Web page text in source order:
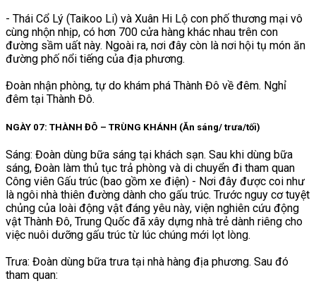
- Thái Cổ Lý (Taikoo Li) và Xuân Hi Lộ con phố thương mại vô
cùng nhộn nhịp, có hơn 700 cửa hàng khác nhau trên con
đường sầm uất này. Ngoài ra, nơi đây còn là nơi hội tụ món ăn
đường phố nổi tiếng của địa phương.
Đoàn nhận phòng, tự do khám phá Thành Đô về đêm. Nghỉ
đêm tại Thành Đô.
NGÀY 07: THÀNH ĐÔ – TRÙNG KHÁNH (Ăn sáng/ trưa/tối)
Sáng: Đoàn dùng bữa sáng tại khách sạn. Sau khi dùng bữa
sáng, Đoàn làm thủ tục trả phòng và di chuyển đi tham quan
Công viên Gấu trúc (bao gồm xe điện) - Nơi đây được coi như
là ngôi nhà thiên đường dành cho gấu trúc. Trước nguy cơ tuyệt
chủng của loài động vật đáng yêu này, viện nghiên cứu động
vật Thành Đô, Trung Quốc đã xây dựng nhà trẻ dành riêng cho
việc nuôi dưỡng gấu trúc từ lúc chúng mới lọt lòng.
Trưa: Đoàn dùng bữa trưa tại nhà hàng địa phương. Sau đó
tham quan: